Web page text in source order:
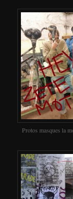
Protos masques la